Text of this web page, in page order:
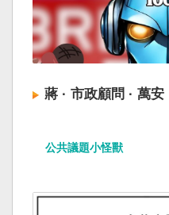
蔣 · 市政顧問 · 萬安
公共議題小怪獸